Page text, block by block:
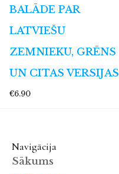
BALĀDE PAR
LATVIEŠU
ZEMNIEKU, GRĒNS
UN CITAS VERSIJAS
€6.90
Navigācija
Sākums